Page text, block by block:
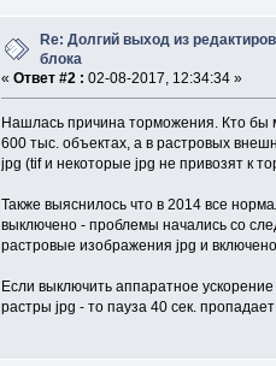
Re: Долгий выход из
блока
« Ответ #2 : 02-08-2017, 12:34:34 »
Нашлась причина торможения. Кто бы
600 тыс. объектах, а в растровых
jpg (tif и некоторые jpg не привозят к
Также выяснилось что в 2014 все
выключено - проблемы начались со
растровые изображения jpg и
Если выключить аппаратное
растры jpg - то пауза 40 сек.